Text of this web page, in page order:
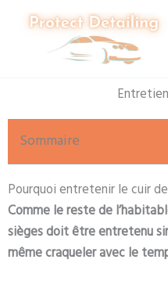
Sommaire
Pourquoi entretenir le cuir
Comme le reste de
sièges doit être entretenu
même craqueler avec le